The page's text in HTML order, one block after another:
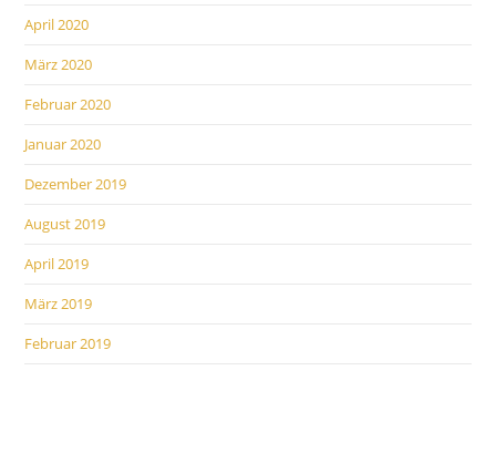
April 2020
März 2020
Februar 2020
Januar 2020
Dezember 2019
August 2019
April 2019
März 2019
Februar 2019